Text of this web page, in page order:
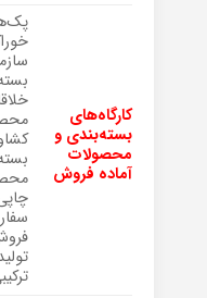
کارگاه‌های
بسته‌بندی و
محصولات
آماده فروش